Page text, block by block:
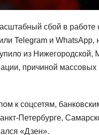
сбой в
Telegram и
из
причиной
к соцсетям,
Петербурге,
«Дзен».